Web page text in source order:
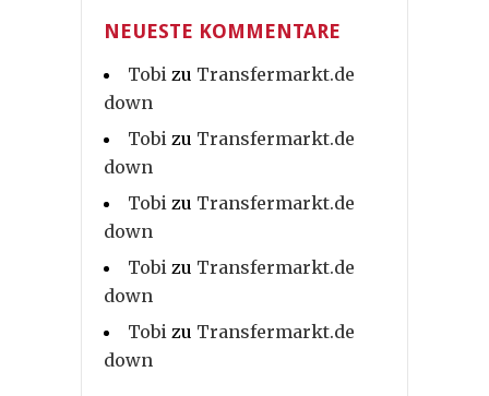
NEUESTE KOMMENTARE
Tobi zu Transfermarkt.de
down
Tobi zu Transfermarkt.de
down
Tobi zu Transfermarkt.de
down
Tobi zu Transfermarkt.de
down
Tobi zu Transfermarkt.de
down